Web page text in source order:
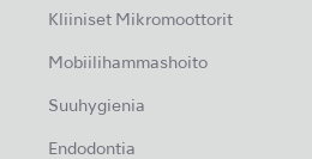
Kliiniset Mikromoottorit
Mobiilihammashoito
Suuhygienia
Endodontia